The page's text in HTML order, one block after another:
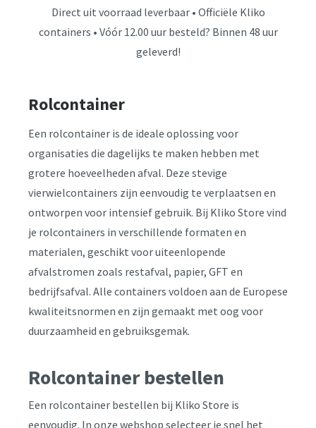
Direct uit voorraad leverbaar • Officiële Kliko
containers • Vóór 12.00 uur besteld? Binnen 48 uur
geleverd!
Rolcontainer
Een rolcontainer is de ideale oplossing voor
organisaties die dagelijks te maken hebben met
grotere hoeveelheden afval. Deze stevige
vierwielcontainers zijn eenvoudig te verplaatsen en
ontworpen voor intensief gebruik. Bij Kliko Store vind
je rolcontainers in verschillende formaten en
materialen, geschikt voor uiteenlopende
afvalstromen zoals restafval, papier, GFT en
bedrijfsafval. Alle containers voldoen aan de Europese
kwaliteitsnormen en zijn gemaakt met oog voor
duurzaamheid en gebruiksgemak.
Rolcontainer bestellen
Een rolcontainer bestellen bij Kliko Store is
eenvoudig. In onze webshop selecteer je snel het